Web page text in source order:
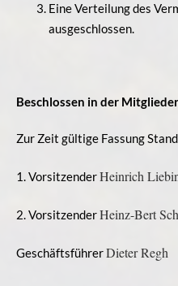
Eine Verteilung des
ausgeschlossen.
Beschlossen in der
Zur Zeit gültige Fassung
1. VorsitzenderHeinrich
2. VorsitzenderHeinz-Bert
GeschäftsführerDieter Regh